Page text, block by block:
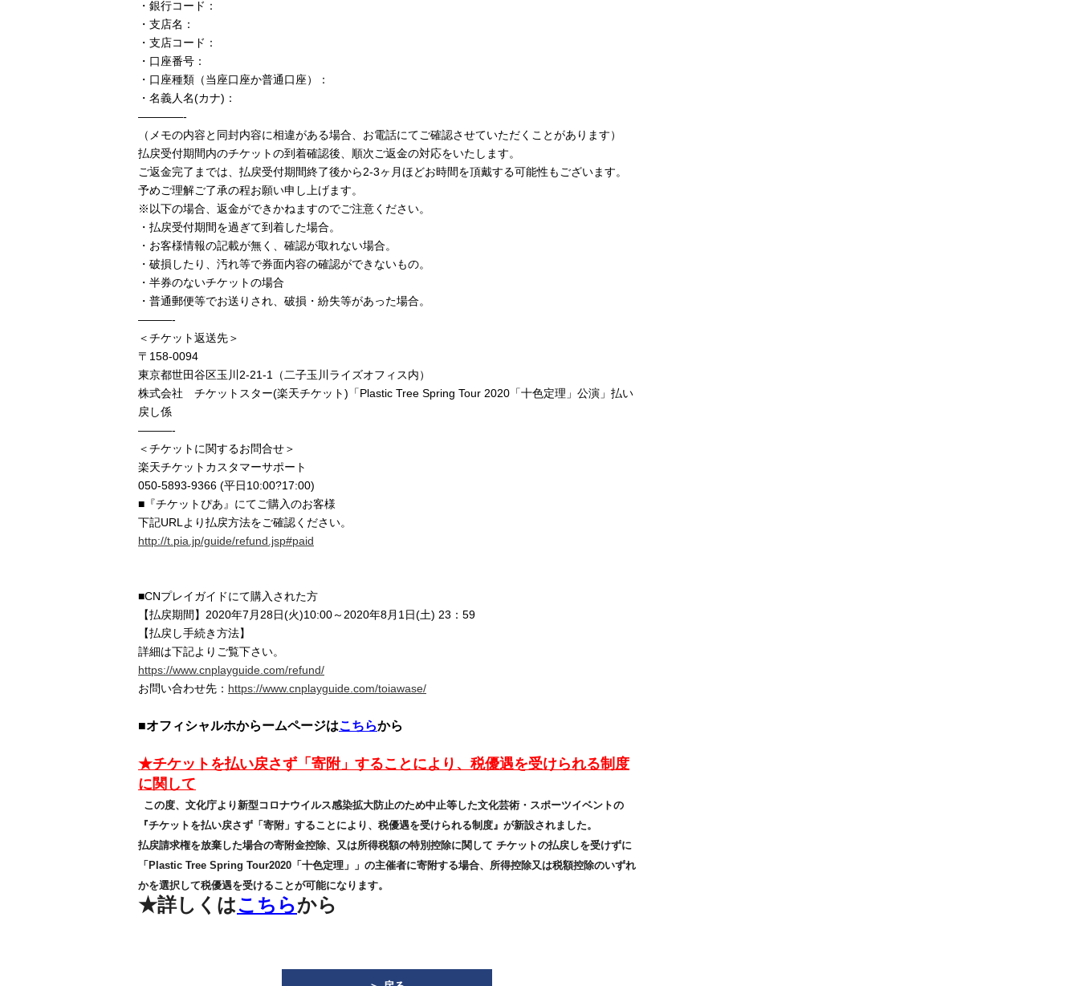
・銀行コード：
・支店名：
・支店コード：
・口座番号：
・口座種類（当座口座か普通口座）：
・名義人名(カナ)：
————-
（メモの内容と同封内容に相違がある場合、お電話にてご確認させていただくことがあります）
払戻受付期間内のチケットの到着確認後、順次ご返金の対応をいたします。
ご返金完了までは、払戻受付期間終了後から2-3ヶ月ほどお時間を頂戴する可能性もございます。
予めご理解ご了承の程お願い申し上げます。
※以下の場合、返金ができかねますのでご注意ください。
・払戻受付期間を過ぎて到着した場合。
・お客様情報の記載が無く、確認が取れない場合。
・破損したり、汚れ等で券面内容の確認ができないもの。
・半券のないチケットの場合
・普通郵便等でお送りされ、破損・紛失等があった場合。
———-
＜チケット返送先＞
〒158-0094
東京都世田谷区玉川2-21-1（二子玉川ライズオフィス内）
株式会社 チケットスター(楽天チケット)「Plastic Tree Spring Tour 2020「十色定理」公演」払い
戻し係
———-
＜チケットに関するお問合せ＞
楽天チケットカスタマーサポート
050-5893-9366 (平日10:00?17:00)
■『チケットぴあ』にてご購入のお客様
下記URLより払戻方法をご確認ください。
http://t.pia.jp/guide/refund.jsp#paid
■CNプレイガイドにて購入された方
【払戻期間】2020年7月28日(火)10:00～2020年8月1日(土) 23：59
【払戻し手続き方法】
詳細は下記よりご覧下さい。
https://www.cnplayguide.com/refund/
お問い合わせ先： https://www.cnplayguide.com/toiawase/
■オフィシャルホからームページはこちらから
★チケットを払い戻さず「寄附」することにより、税優遇を受けられる制度
に関して
この度、文化庁より新型コロナウイルス感染拡大防止のため中止等した文化芸術・スポーツイベントの
『チケットを払い戻さず「寄附」することにより、税優遇を受けられる制度』が新設されました。
払戻請求権を放棄した場合の寄附金控除、又は所得税額の特別控除に関して チケットの払戻しを受けずに
「Plastic Tree Spring Tour2020「十色定理」」の主催者に寄附する場合、所得控除又は税額控除のいずれ
かを選択して税優遇を受けることが可能になります。
★詳しくはこちらから